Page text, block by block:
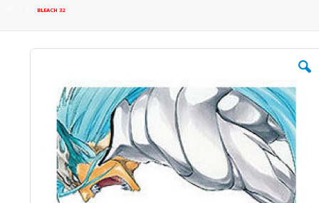
BLEACH 32
Saltar
galería
imágenes